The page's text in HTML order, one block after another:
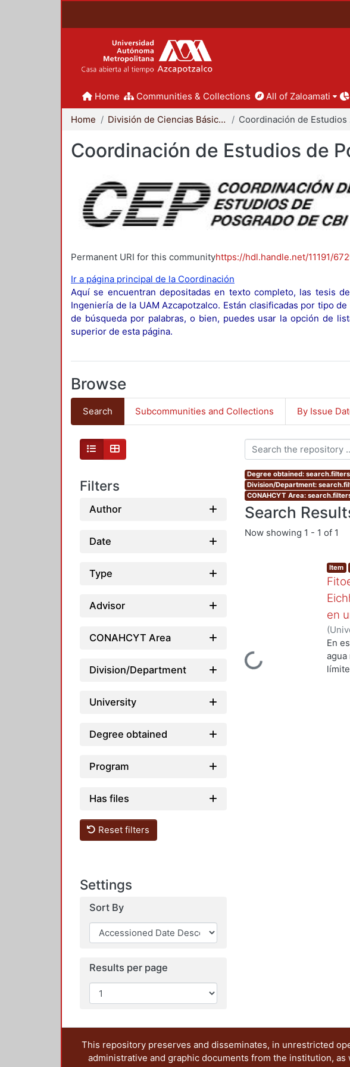
Home Communities & Collections All of Zaloamati
Home División de Ciencias Básicas e Ingeniería
Coordinación de Estudios de
Permanent URI for this communityhttps://hdl.handle.net/11191/
Ir a página principal de la Coordinación
Aquí se encuentran depositadas en texto completo, las tesis
Ingeniería de la UAM Azcapotzalco. Están clasificadas por tipo
de búsqueda por palabras, o bien, puedes usar la opción de
superior de esta página.
Browse
Search Subcommunities and Collections By Issue
Filters
Author
Date
Type
Advisor
CONAHCYT Area
Division/Department
University
Degree obtained
Program
Has files
Reset filters
Settings
Sort By
Results per page
Degree obtained:
Division/Department:
CONAHCYT Area:
Search
Now showing 1 - 1 of 1
Loading...
Item
en
(
de
En
This repository preserves and disseminates, in unrestricted
administrative and graphic documents from the institution,